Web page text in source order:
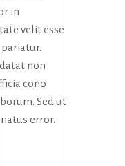
in
velit esse
non
cono
Sed ut
error.